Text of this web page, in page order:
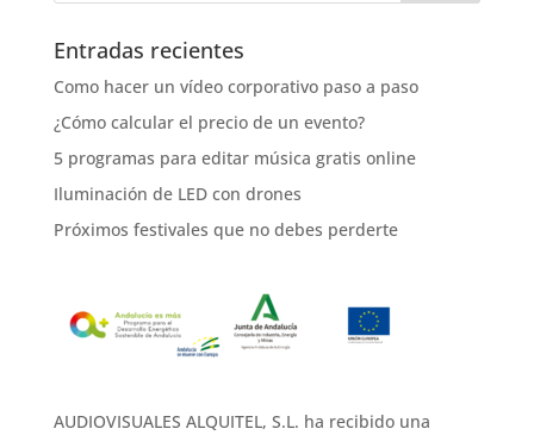
Entradas recientes
Como hacer un vídeo corporativo paso a paso
¿Cómo calcular el precio de un evento?
5 programas para editar música gratis online
Iluminación de LED con drones
Próximos festivales que no debes perderte
AUDIOVISUALES ALQUITEL, S.L. ha recibido una